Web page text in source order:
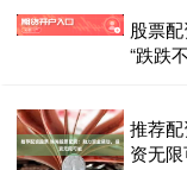
股票
“跌跌
推荐
资无